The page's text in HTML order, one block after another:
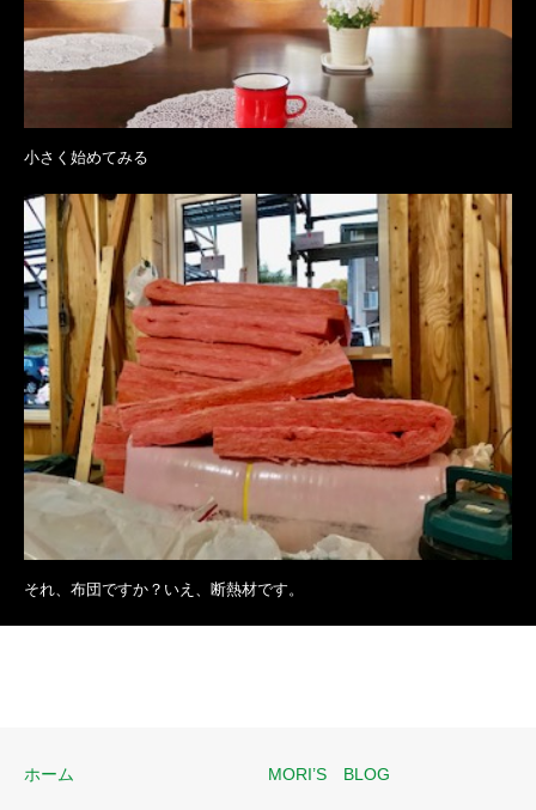
小さく始めてみる
それ、布団ですか？いえ、断熱材です。
ホーム MORI’S BLOG